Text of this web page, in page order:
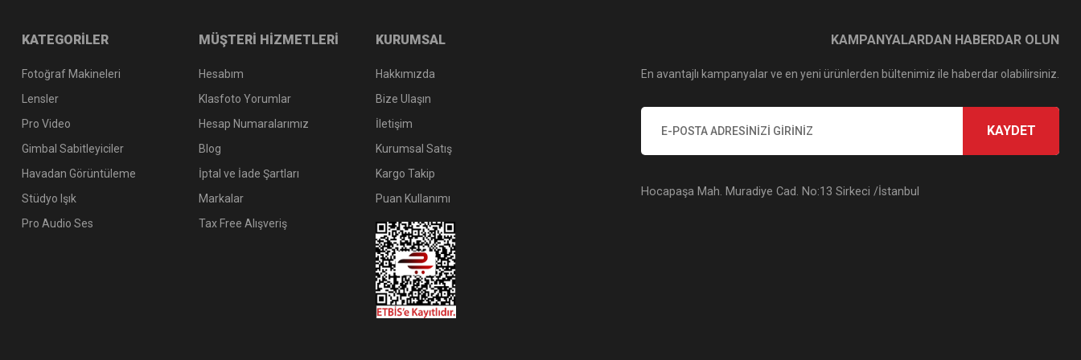
KATEGORİLER
Fotoğraf Makineleri
Lensler
Pro Video
Gimbal Sabitleyiciler
Havadan Görüntüleme
Stüdyo Işık
Pro Audio Ses
MÜŞTERİ HİZMETLERİ
Hesabım
Klasfoto Yorumlar
Hesap Numaralarımız
Blog
İptal ve İade Şartları
Markalar
Tax Free Alışveriş
KURUMSAL
Hakkımızda
Bize Ulaşın
İletişim
Kurumsal Satış
Kargo Takip
Puan Kullanımı
KAMPANYALARDAN HABERDAR OLUN
En avantajlı kampanyalar ve en yeni ürünlerden bültenimiz ile haberdar olabilirsiniz.
KAYDET
Hocapaşa Mah. Muradiye Cad. No:13 Sirkeci /İstanbul